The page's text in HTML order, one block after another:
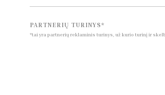
PARTNERIŲ TURINYS*
*tai yra partnerių reklaminis turinys, už kurio turinį ir